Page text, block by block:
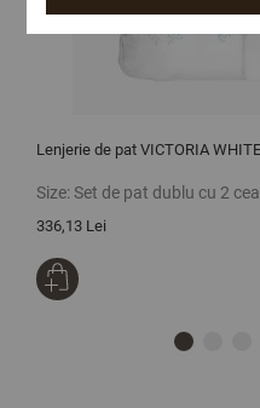
Lenjerie de pat VICTORIA
Size:Set de pat dublu cu 2
336,13 Lei